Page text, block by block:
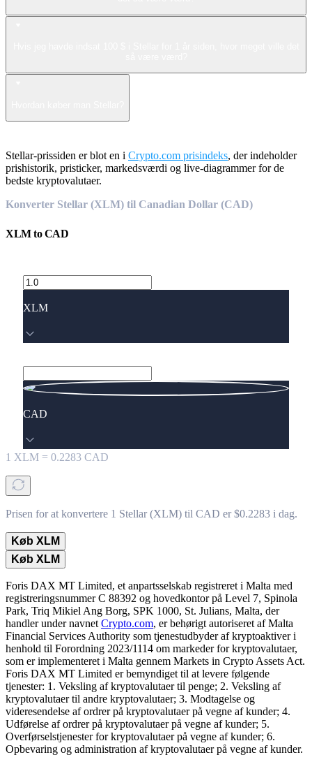
Stellar-prissiden er blot en i Crypto.com prisindeks, der indeholder
prishistorik, pristicker, markedsværdi og live-diagrammer for de
bedste kryptovalutaer.
Konverter Stellar (XLM) til Canadian Dollar (CAD)
XLMtoCAD
XLM
CAD
1 XLM = 0.2283 CAD
Prisen for at konvertere 1 Stellar (XLM) til CAD er $0.2283 i dag.
Køb XLM
Køb XLM
Foris DAX MT Limited, et anpartsselskab registreret i Malta med
registreringsnummer C 88392 og hovedkontor på Level 7, Spinola
Park, Triq Mikiel Ang Borg, SPK 1000, St. Julians, Malta, der
handler under navnet Crypto.com, er behørigt autoriseret af Malta
Financial Services Authority som tjenestudbyder af kryptoaktiver i
henhold til Forordning 2023/1114 om markeder for kryptovalutaer,
som er implementeret i Malta gennem Markets in Crypto Assets Act.
Foris DAX MT Limited er bemyndiget til at levere følgende
tjenester: 1. Veksling af kryptovalutaer til penge; 2. Veksling af
kryptovalutaer til andre kryptovalutaer; 3. Modtagelse og
videresendelse af ordrer på kryptovalutaer på vegne af kunder; 4.
Udførelse af ordrer på kryptovalutaer på vegne af kunder; 5.
Overførselstjenester for kryptovalutaer på vegne af kunder; 6.
Opbevaring og administration af kryptovalutaer på vegne af kunder.